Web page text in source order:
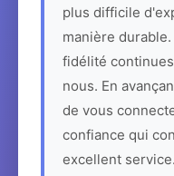
plus difficile
manière
fidélité
nous. En
de vous
confiance qui
excellent service.